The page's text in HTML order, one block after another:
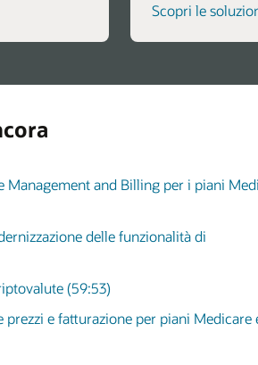
Scopri le
Management and Billing per i piani
delle funzionalità di
(59:53)
e fatturazione per piani Medicare